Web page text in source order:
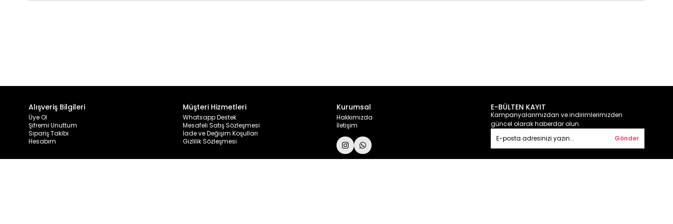
Alışveriş Bilgileri
Üye Ol
Şifremi Unuttum
Sipariş Takibi
Hesabım
Müşteri Hizmetleri
Whatsapp Destek
Mesafeli Satış Sözleşmesi
İade ve Değişim Koşulları
Gizlilik Sözleşmesi
Kurumsal
Hakkımızda
İletişim
E-BÜLTEN KAYIT
Kampanyalarımızdan ve indirimlerimizden
güncel olarak haberdar olun.
Gönder